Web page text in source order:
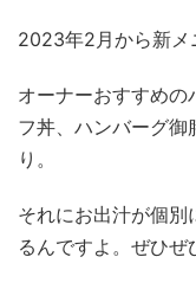
2023年2月から新メ
オーナーおすすめの
フ丼、ハンバーグ
り。
それにお出汁が個
るんですよ。ぜひぜ